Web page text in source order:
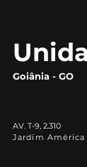
Goiânia - GO
AV. T-9, 2.310
Jardim América